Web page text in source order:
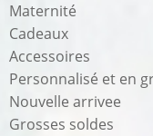
Maternité
Cadeaux
Accessoires
Personnalisé et en
Nouvelle arrivee
Grosses soldes